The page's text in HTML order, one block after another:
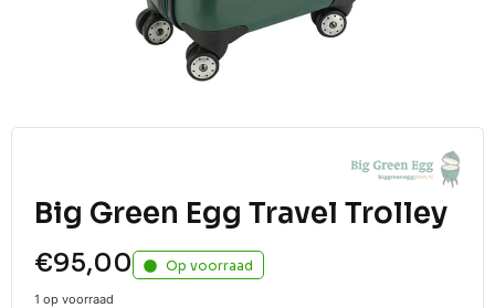
Big Green Egg Travel Trolley
€95,00 Op voorraad
1 op voorraad